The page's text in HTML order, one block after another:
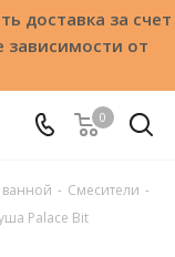
доставка за счет
зависимости от
0
- Смесители -
Palace Bit